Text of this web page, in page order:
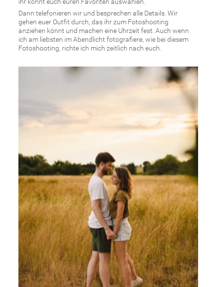
Nun ist der Shootingtag da
Wir treffen uns zu einem meist einstündigen Spaziergang
bisschen und machen immer mal ein paar Bilder. Mir ist es
wichtig, dass ihr euch wohlfühlt und das Fotoshooting
auch als kleinen Ausflug und eine schöne Erinnerung seht.
Ich suche schöne Hintergründe und gebe euch Tipps für
verschiedene Motive, mit dem Ziel eure gemeinsamen
Momente so natürlich und ungestellt wirkend wie möglich
festzuhalten. Dem einen fällt es leichter sich vor der
Kamera wohl zu fühlen, für andere ist es etwas
ungewohnter, vor allem dann leite ich euch an. Genauso
wie die natürlichen Aufnahmen, gehören für mich aber
auch die klassischen Familienbilder, auf denen jeder in die
Kamera guckt, zu einem gelungen Fotoshooting dazu. Als
Geschenk für die Familie, zum Beispiel zu Weihnachten,
dürfen diese Bilder einfach nicht fehlen.